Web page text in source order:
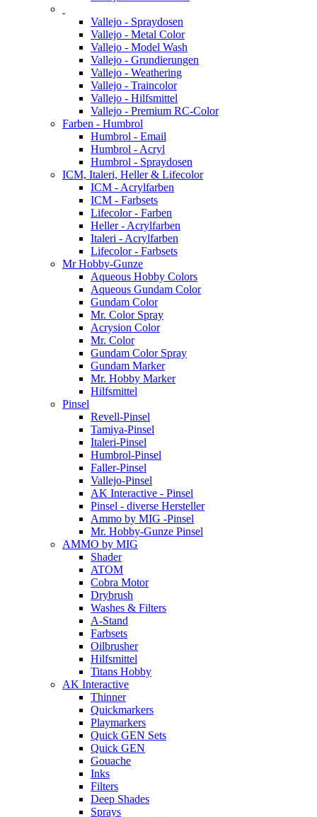
Vallejo - Spraydosen
Vallejo - Metal Color
Vallejo - Model Wash
Vallejo - Grundierungen
Vallejo - Weathering
Vallejo - Traincolor
Vallejo - Hilfsmittel
Vallejo - Premium RC-Color
Farben - Humbrol
Humbrol - Email
Humbrol - Acryl
Humbrol - Spraydosen
ICM, Italeri, Heller & Lifecolor
ICM - Acrylfarben
ICM - Farbsets
Lifecolor - Farben
Heller - Acrylfarben
Italeri - Acrylfarben
Lifecolor - Farbsets
Mr Hobby-Gunze
Aqueous Hobby Colors
Aqueous Gundam Color
Gundam Color
Mr. Color Spray
Acrysion Color
Mr. Color
Gundam Color Spray
Gundam Marker
Mr. Hobby Marker
Hilfsmittel
Pinsel
Revell-Pinsel
Tamiya-Pinsel
Italeri-Pinsel
Humbrol-Pinsel
Faller-Pinsel
Vallejo-Pinsel
AK Interactive - Pinsel
Pinsel - diverse Hersteller
Ammo by MIG -Pinsel
Mr. Hobby-Gunze Pinsel
AMMO by MIG
Shader
ATOM
Cobra Motor
Drybrush
Washes & Filters
A-Stand
Farbsets
Oilbrusher
Hilfsmittel
Titans Hobby
AK Interactive
Thinner
Quickmarkers
Playmarkers
Quick GEN Sets
Quick GEN
Gouache
Inks
Filters
Deep Shades
Sprays